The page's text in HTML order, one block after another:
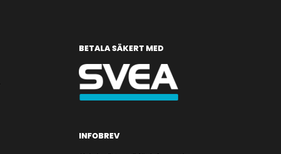
BETALA SÄKERT MED
INFOBREV